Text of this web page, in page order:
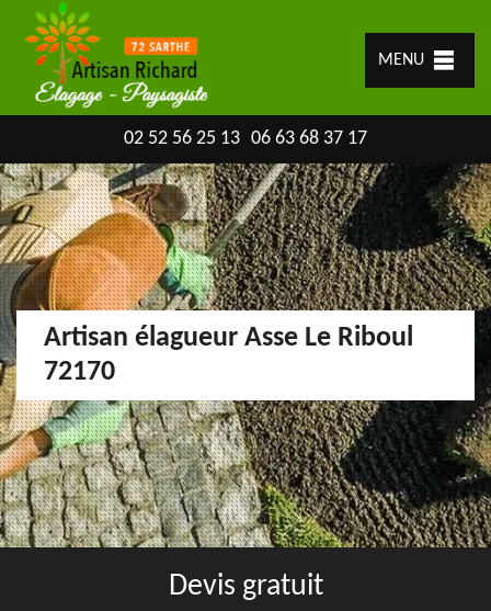
MENU
02 52 56 25 13 06 63 68 37 17
Artisan élagueur Asse Le Riboul
72170
Devis gratuit